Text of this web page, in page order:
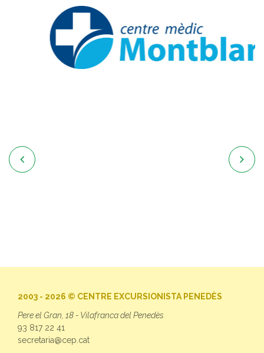
 
2003 - 2026 © CENTRE EXCURSIONISTA PENEDÈS
Pere el Gran, 18 - Vilafranca del Penedès
93 817 22 41
secretaria@cep.cat